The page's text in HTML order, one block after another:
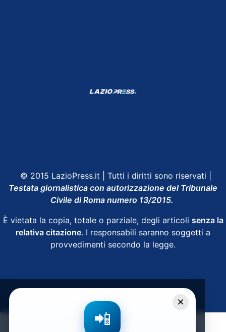
© 2015 LazioPress.it | Tutti i diritti sono riservati |
Testata giornalistica con autorizzazione del Tribunale
Civile di Roma numero 13/2015.
È vietata la copia, totale o parziale, degli articoli senza la
relativa citazione. I responsabili saranno soggetti a
provvedimenti secondo la legge.
×
📲Condividi